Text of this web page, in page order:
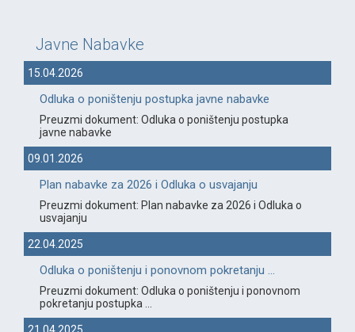
Javne Nabavke
15.04.2026
Odluka o poništenju postupka javne nabavke
Preuzmi dokument: Odluka o poništenju postupka
javne nabavke
09.01.2026
Plan nabavke za 2026 i Odluka o usvajanju
Preuzmi dokument: Plan nabavke za 2026 i Odluka o
usvajanju
22.04.2025
Odluka o poništenju i ponovnom pokretanju ...
Preuzmi dokument: Odluka o poništenju i ponovnom
pokretanju postupka ...